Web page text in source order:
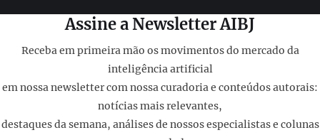
Assine a Newsletter AIBJ
Receba em primeira mão os movimentos do mercado da
inteligência artificial
em nossa newsletter com nossa curadoria e conteúdos autorais:
notícias mais relevantes,
destaques da semana, análises de nossos especialistas e colunas